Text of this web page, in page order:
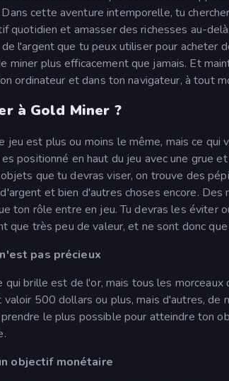
cette aventure intemporelle, tu
quotidien et amasser des richesses au-
l'argent que tu peux utiliser pour acheter
miner plus efficacement que jamais. Et
ordinateur et dans ton navigateur, à tout
à Gold Miner ?
jeu est plus ou moins le même, mais ce
positionné en haut du jeu avec une grue
que tu devras viser, on trouve des
et bien d'autres choses encore.
ton rôle entre en jeu. Tu devras les éviter
que très peu de valeur, et ne sont donc
pas précieux
qui brille est de l'or, mais tous les
500 dollars ou plus, mais d'autres, de
le plus possible pour atteindre ton
objectif monétaire